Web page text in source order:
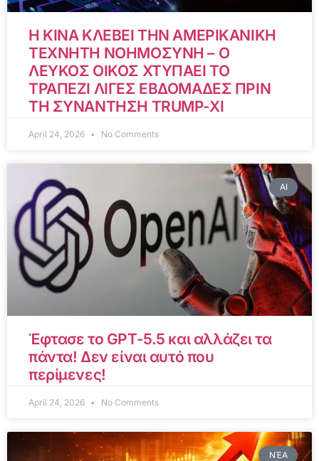
Η ΚΙΝΑ ΚΛΕΒΕΙ ΤΗΝ ΑΜΕΡΙΚΑΝΙΚΗ
ΤΕΧΝΗΤΗ ΝΟΗΜΟΣΥΝΗ – Ο
ΛΕΥΚΟΣ ΟΙΚΟΣ ΧΤΥΠΑΕΙ ΤΟ
ΤΡΑΠΕΖΙ ΛΙΓΕΣ ΕΒΔΟΜΑΔΕΣ ΠΡΙΝ
ΤΗ ΣΥΝΑΝΤΗΣΗ TRUMP-XI
April 24, 2026 No Comments
AI
Έφτασε το GPT-5.5 και αλλάζει τα
πάντα! Δεν είναι αυτό που
περίμενες!
April 24, 2026 No Comments
ΝΈΑ